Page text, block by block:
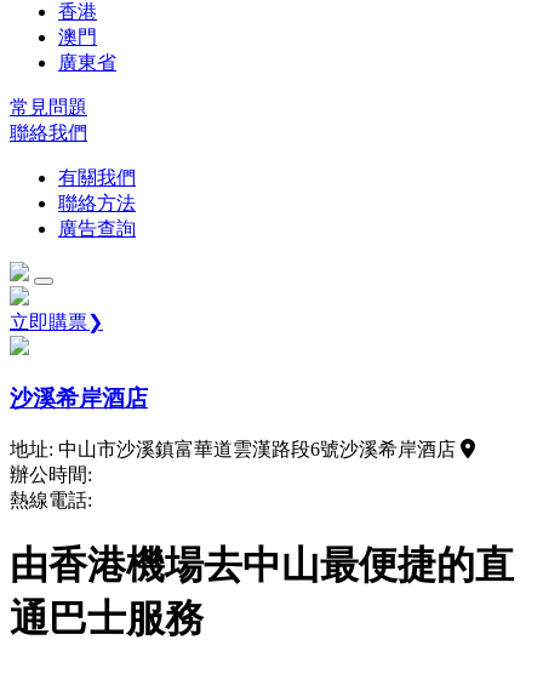
香港
澳門
廣東省
常見問題
聯絡我們
有關我們
聯絡方法
廣告查詢
立即購票❯
沙溪希岸酒店
地址: 中山市沙溪鎮富華道雲漢路段6號沙溪希岸酒店
辦公時間:
熱線電話:
由香港機場去中山最便捷的直
通巴士服務